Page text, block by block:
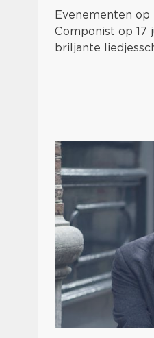
Evenementen op
Componist op 17
briljante